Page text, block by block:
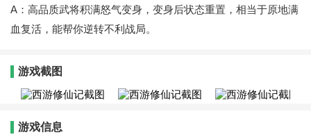
A：高品质武将积满怒气变身，变身后状态重置，相当于原地满
血复活，能帮你逆转不利战局。
游戏截图
游戏信息